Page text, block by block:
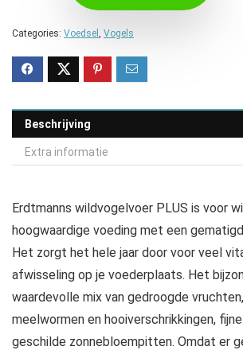
Categories: Voedsel Vogels
Beschrijving
Extra informatie
Erdtmanns wildvogelvoer PLUS is voor
hoogwaardige voeding met een
Het zorgt het hele jaar door voor veel
afwisseling op je voederplaats. Het
waardevolle mix van gedroogde
meelwormen en hooiverschrikkingen, fijne
geschilde zonnebloempitten. Omdat er